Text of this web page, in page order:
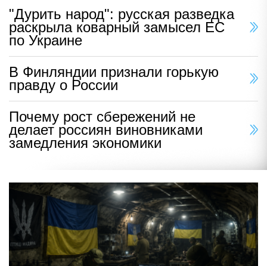
"Дурить народ": русская разведка
раскрыла коварный замысел ЕС
по Украине
В Финляндии признали горькую
правду о России
Почему рост сбережений не
делает россиян виновниками
замедления экономики